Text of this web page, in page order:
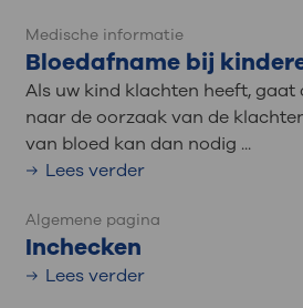
Medische informatie
Bloedafname bij
Als uw kind klachten heeft, gaat
naar de oorzaak van de
van bloed kan dan nodig ...
Lees verder
Algemene pagina
Inchecken
Lees verder